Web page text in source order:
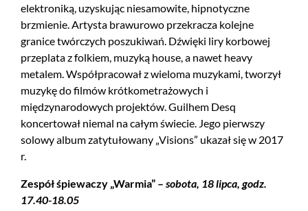
elektroniką, uzyskując niesamowite, hipnotyczne
brzmienie. Artysta brawurowo przekracza kolejne
granice twórczych poszukiwań. Dźwięki liry korbowej
przeplata z folkiem, muzyką house, a nawet heavy
metalem. Współpracował z wieloma muzykami, tworzył
muzykę do filmów krótkometrażowych i
międzynarodowych projektów. Guilhem Desq
koncertował niemal na całym świecie. Jego pierwszy
solowy album zatytułowany „Visions” ukazał się w 2017
r.
Zespół śpiewaczy „Warmia” – sobota, 18 lipca, godz.
17.40-18.05